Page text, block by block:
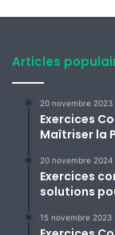
Articles
20 novembre 2023
Exercices
Maîtriser la
20 novembre 2024
Exercices
solutions
15 novembre 2023